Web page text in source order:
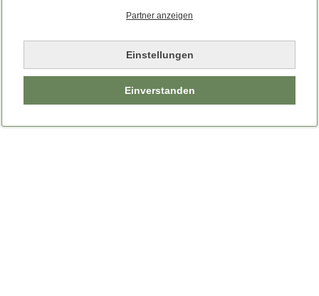
Partner anzeigen
Einstellungen
Einverstanden